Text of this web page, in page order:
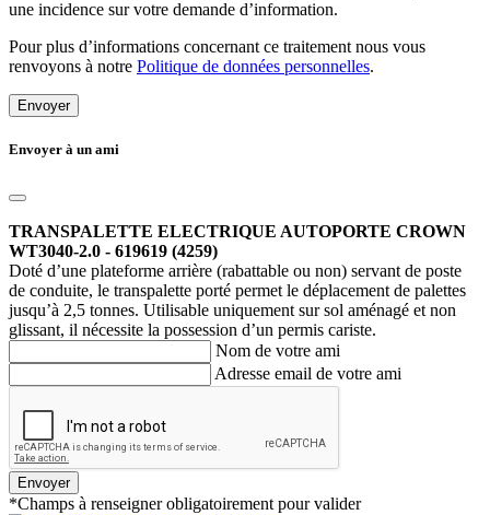
une incidence sur votre demande d’information.
Pour plus d’informations concernant ce traitement nous vous
renvoyons à notre Politique de données personnelles.
Envoyer
Envoyer à un ami
TRANSPALETTE ELECTRIQUE AUTOPORTE CROWN
WT3040-2.0 - 619619 (4259)
Doté d’une plateforme arrière (rabattable ou non) servant de poste
de conduite, le transpalette porté permet le déplacement de palettes
jusqu’à 2,5 tonnes. Utilisable uniquement sur sol aménagé et non
glissant, il nécessite la possession d’un permis cariste.
Nom de votre ami
Adresse email de votre ami
Envoyer
*Champs à renseigner obligatoirement pour valider